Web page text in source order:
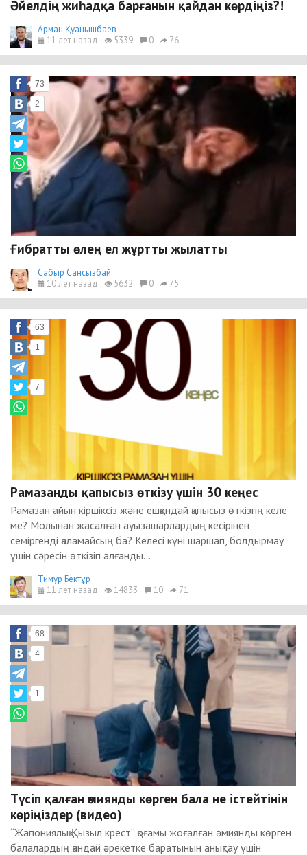
Әйелдің жиһадқа барғанын қайдан көрдіңіз?!
Арман Қуанышбаев
11 лет назад
5339 0 76
73
2
Ғибратты өлең ел жұртты жылатты
Сабыр Сансызбай
10 лет назад
5632 0 75
63
1
7
Рамазанды қапысыз өткізу үшін 30 кеңес
Рамазан айын кіршіксіз және ешқандай қапысыз өткізгің келе
ме? Молынан жасалған ауызашарлардың кесірінен
семіргенді қаламайсың ба? Келесі күні шаршап, болдырмау
үшін сәресін өткізіп алғанды...
Тимур Бектұр
11 лет назад
14833 10 71
68
4
1
Түсіп қалған әмиянды көрген бала не істейтінін
көріңіздер (видео)
“Жапониялық Қызыл крест” қоғамы жоғалған әмиянды көрген
балалардың қандай әрекетке баратынын анықтау үшін